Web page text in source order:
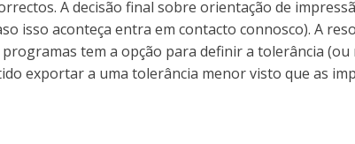
A decisão final sobre orientação de
isso aconteça entra em contacto connosco). A
tem a opção para definir a tolerância
exportar a uma tolerância menor visto que as